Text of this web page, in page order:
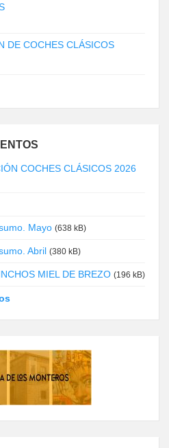
DE COCHES CLÁSICOS
COCHES CLÁSICOS 2026
Mayo (638 kB)
Abril (380 kB)
MIEL DE BREZO (196 kB)